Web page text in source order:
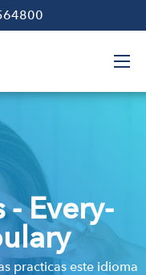
- Every-
practicas este idioma